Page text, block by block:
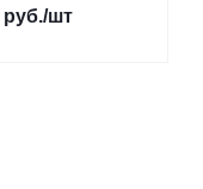
руб./шт